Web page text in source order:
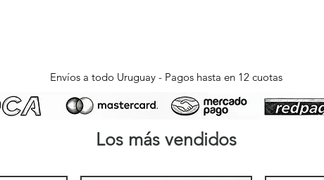
Envíos a todo Uruguay - Pagos hasta en 12 cuotas
Los más vendidos